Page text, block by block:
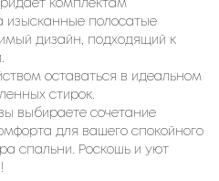
комплектам
изысканные полосатые
дизайн, подходящий к
оставаться в идеальном
стирок.
выбираете сочетание
для вашего спокойного
спальни. Роскошь и уют